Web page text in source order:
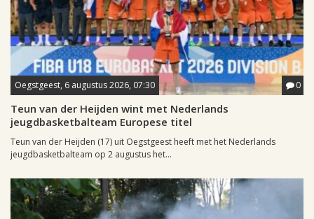
Oegstgeest, 6 augustus 2026, 07:30 0
Teun van der Heijden wint met Nederlands
jeugdbasketbalteam Europese titel
Teun van der Heijden (17) uit Oegstgeest heeft met het Nederlands
jeugdbasketbalteam op 2 augustus het...